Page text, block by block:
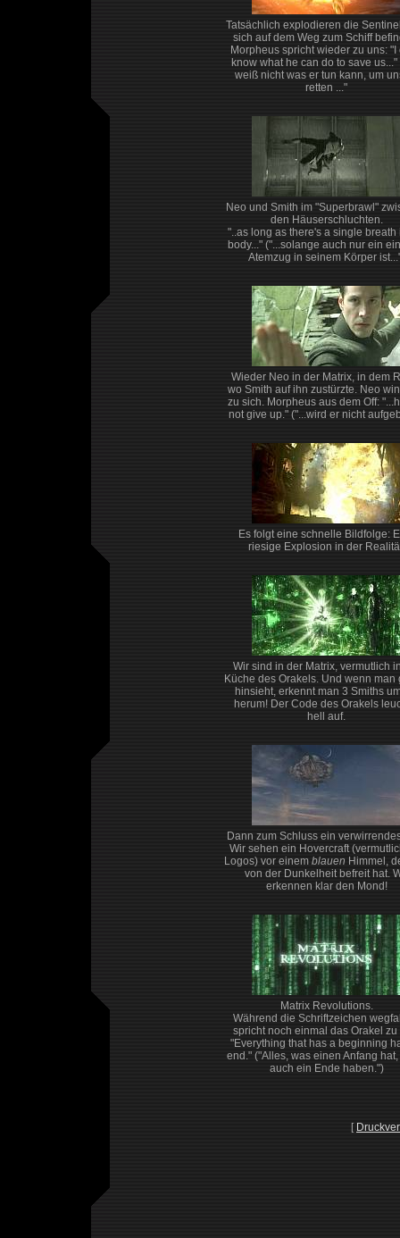
Tatsächlich explodieren die
sich auf dem Weg zum Schiff
Morpheus spricht wieder zu uns: "I
know what he can do to save us..."
weiß nicht was er tun kann, um
retten ..."
Neo und Smith im "Superbrawl"
den Häuserschluchten.
"..as long as there's a single breath
body..." ("...solange auch nur ein
Atemzug in seinem Körper
Wieder Neo in der Matrix, in dem
wo Smith auf ihn zustürzte. Neo
zu sich. Morpheus aus dem Off:
not give up." ("...wird er nicht
Es folgt eine schnelle Bildfolge:
riesige Explosion in der
Wir sind in der Matrix, vermutlich
Küche des Orakels. Und wenn man
hinsieht, erkennt man 3 Smiths
herum! Der Code des Orakels
hell auf.
Dann zum Schluss ein
Wir sehen ein Hovercraft
Logos) vor einem blauen Himmel,
von der Dunkelheit befreit hat.
erkennen klar den Mond!
Matrix Revolutions.
Während die Schriftzeichen
spricht noch einmal das Orakel zu
"Everything that has a beginning
end." ("Alles, was einen Anfang hat,
auch ein Ende haben.")
[